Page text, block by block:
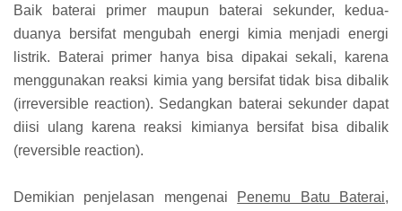
Baik baterai primer maupun baterai sekunder, kedua-
duanya bersifat mengubah energi kimia menjadi energi
listrik. Baterai primer hanya bisa dipakai sekali, karena
menggunakan reaksi kimia yang bersifat tidak bisa dibalik
(irreversible reaction). Sedangkan baterai sekunder dapat
diisi ulang karena reaksi kimianya bersifat bisa dibalik
(reversible reaction).
Demikian penjelasan mengenai Penemu Batu Baterai,